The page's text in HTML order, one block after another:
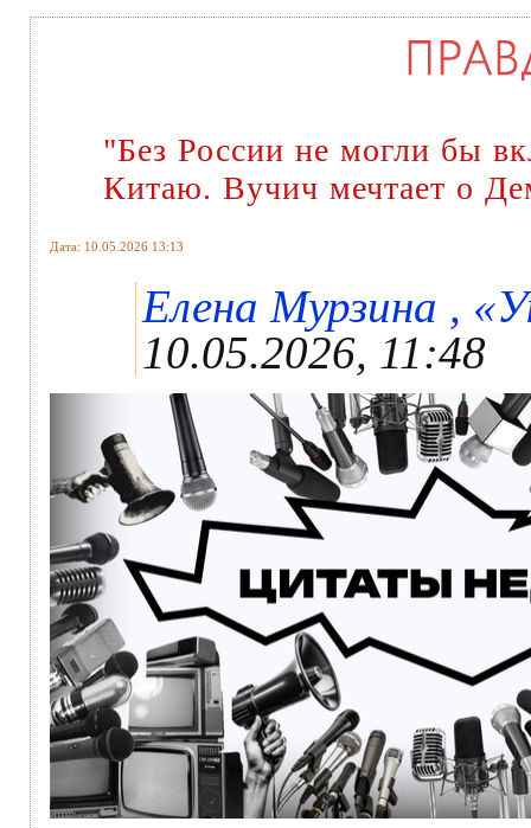
"Без России не могли бы
Китаю. Вучич мечтает о
Дата: 10.05.2026 13:13
Елена Мурзина ,
10.05.2026, 11:48